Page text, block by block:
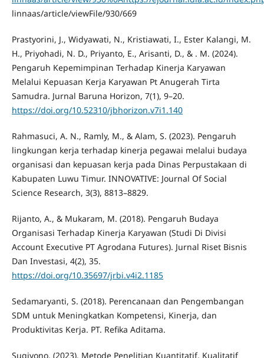
linnaas/article/viewFile/930/669
Prastyorini, J., Widyawati, N., Kristiawati, I., Ester Kalangi, M.
H., Priyohadi, N. D., Priyanto, E., Arisanti, D., & . M. (2024).
Pengaruh Kepemimpinan Terhadap Kinerja Karyawan
Melalui Kepuasan Kerja Karyawan Pt Anugerah Tirta
Samudra. Jurnal Baruna Horizon, 7(1), 9–20.
https://doi.org/10.52310/jbhorizon.v7i1.140
Rahmasuci, A. N., Ramly, M., & Alam, S. (2023). Pengaruh
lingkungan kerja terhadap kinerja pegawai melalui budaya
organisasi dan kepuasan kerja pada Dinas Perpustakaan di
Kabupaten Luwu Timur. INNOVATIVE: Journal Of Social
Science Research, 3(3), 8813–8829.
Rijanto, A., & Mukaram, M. (2018). Pengaruh Budaya
Organisasi Terhadap Kinerja Karyawan (Studi Di Divisi
Account Executive PT Agrodana Futures). Jurnal Riset Bisnis
Dan Investasi, 4(2), 35.
https://doi.org/10.35697/jrbi.v4i2.1185
Sedamaryanti, S. (2018). Perencanaan dan Pengembangan
SDM untuk Meningkatkan Kompetensi, Kinerja, dan
Produktivitas Kerja. PT. Refika Aditama.
Sugiyono. (2023). Metode Penelitian Kuantitatif, Kualitatif